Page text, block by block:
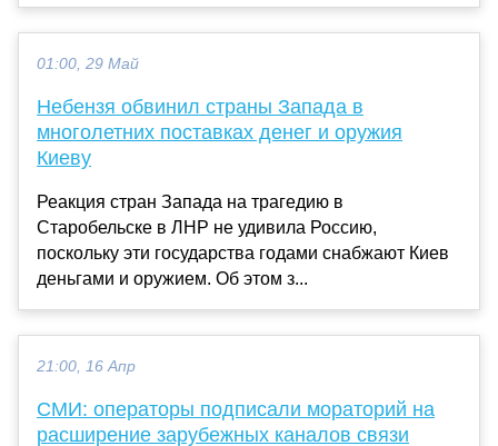
01:00, 29 Май
Небензя обвинил страны Запада в
многолетних поставках денег и оружия
Киеву
Реакция стран Запада на трагедию в
Старобельске в ЛНР не удивила Россию,
поскольку эти государства годами снабжают Киев
деньгами и оружием. Об этом з...
21:00, 16 Апр
СМИ: операторы подписали мораторий на
расширение зарубежных каналов связи